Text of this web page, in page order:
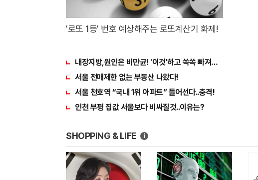
'로또 1등' 번호 예상해주는 로또계산기 화제!
내장지방,원인은 비만균! '이것'하고 쏙쏙 빠져…
서울 전매제한 없는 부동산 나왔다!
서울 천호역 “국내 1위 아파트” 들어선다..충격!
인천 부평 집값 서울보다 비싸질것..이유는?
SHOPPING & LIFE i